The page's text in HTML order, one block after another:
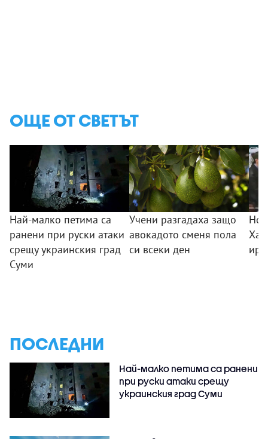
ОЩЕ ОТ СВЕТЪТ
Най-малко петима са
ранени при руски атаки
срещу украинския град
Суми
Учени разгадаха защо
авокадото сменя пола
си всеки ден
ПОСЛЕДНИ
Най-малко петима са ранени
при руски атаки срещу
украинския град Суми